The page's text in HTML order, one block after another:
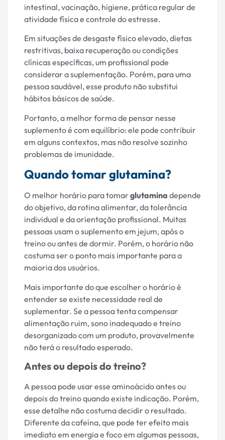
intestinal, vacinação, higiene, prática regular de
atividade física e controle do estresse.
Em situações de desgaste físico elevado, dietas
restritivas, baixa recuperação ou condições
clínicas específicas, um profissional pode
considerar a suplementação. Porém, para uma
pessoa saudável, esse produto não substitui
hábitos básicos de saúde.
Portanto, a melhor forma de pensar nesse
suplemento é com equilíbrio: ele pode contribuir
em alguns contextos, mas não resolve sozinho
problemas de imunidade.
Quando tomar glutamina?
O melhor horário para tomarglutamina depende
do objetivo, da rotina alimentar, da tolerância
individual e da orientação profissional. Muitas
pessoas usam o suplemento em jejum, após o
treino ou antes de dormir. Porém, o horário não
costuma ser o ponto mais importante para a
maioria dos usuários.
Mais importante do que escolher o horário é
entender se existe necessidade real de
suplementar. Se a pessoa tenta compensar
alimentação ruim, sono inadequado e treino
desorganizado com um produto, provavelmente
não terá o resultado esperado.
Antes ou depois do treino?
A pessoa pode usar esse aminoácido antes ou
depois do treino quando existe indicação. Porém,
esse detalhe não costuma decidir o resultado.
Diferente da cafeína, que pode ter efeito mais
imediato em energia e foco em algumas pessoas,